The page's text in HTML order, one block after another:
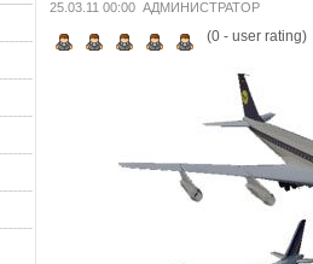
25.03.11 00:00 АДМИНИСТРАТОР
(0- user rating)